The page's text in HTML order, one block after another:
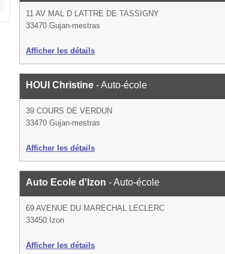
11 AV MAL D LATTRE DE TASSIGNY
33470 Gujan-mestras
Afficher les détails
HOUI Christine - Auto-école
39 COURS DE VERDUN
33470 Gujan-mestras
Afficher les détails
Auto Ecole d'Izon - Auto-école
69 AVENUE DU MARECHAL LECLERC
33450 Izon
Afficher les détails